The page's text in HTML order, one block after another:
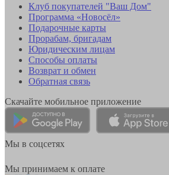
Клуб покупателей "Ваш Дом"
Программа «Новосёл»
Подарочные карты
Прорабам, бригадам
Юридическим лицам
Способы оплаты
Возврат и обмен
Обратная связь
Скачайте мобильное приложение
Мы в соцсетях
Мы принимаем к оплате